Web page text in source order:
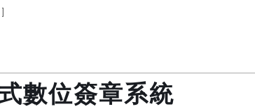
]
數位簽章系統